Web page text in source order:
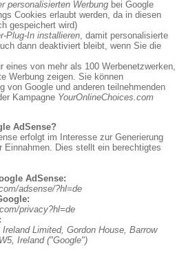
personalisierten Werbung bei Google
Cookies erlaubt werden, da in diesen
gespeichert wird)
Plug-In installieren , damit personalisierte
dann deaktiviert bleibt, wenn Sie die
eines von mehr als 100 Werbenetzwerken,
Werbung zeigen. Sie können
von Google und anderen teilnehmenden
Kampagne YourOnlineChoices.com
AdSense?
erfolgt im Interesse zur Generierung
Einnahmen. Dies stellt ein berechtigtes
AdSense:
adsense/?hl=de
privacy?hl=de
Limited, Gordon House, Barrow
Ireland ("Google")